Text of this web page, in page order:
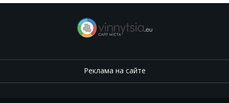
Реклама на сайте